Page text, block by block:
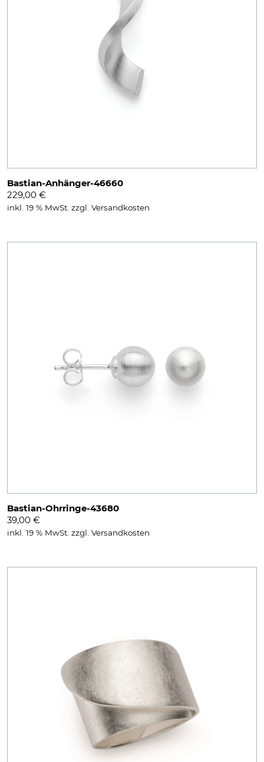
Bastian-Anhänger-46660
229,00 €
inkl. 19 % MwSt. zzgl. Versandkosten
Bastian-Ohrringe-43680
39,00 €
inkl. 19 % MwSt. zzgl. Versandkosten